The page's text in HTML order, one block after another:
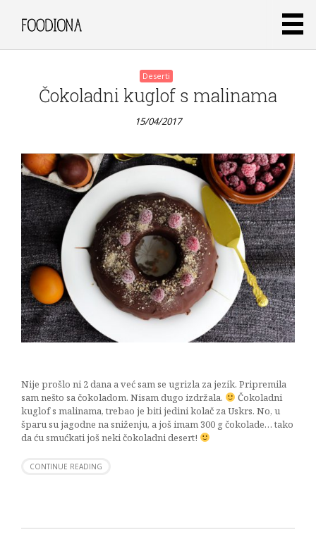
Deserti
Čokoladni kuglof s malinama
15/04/2017
Nije prošlo ni 2 dana a već sam se ugrizla za jezik. Pripremila
sam nešto sa čokoladom. Nisam dugo izdržala.
Čokoladni
kuglof s malinama, trebao je biti jedini kolač za Uskrs. No, u
šparu su jagodne na sniženju, a još imam 300 g čokolade… tako
da ću smućkati još neki čokoladni desert!
CONTINUE READING